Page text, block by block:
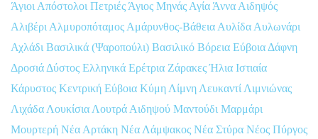
Άγιοι Απόστολοι Πετριές Άγιος Μηνάς Αγία Άννα Αιδηψός
Αλιβέρι Αλμυροπόταμος Αμάρυνθος-Βάθεια Αυλίδα Αυλωνάρι
Αχλάδι Βασιλικά (Ψαροπούλι) Βασιλικό Βόρεια Εύβοια Δάφνη
Δροσιά Δύστος Ελληνικά Ερέτρια ΖάρακεςΉλια Ιστιαία
Κάρυστος Κεντρική Εύβοια Κύμη Λίμνη Λευκαντί Λιμνιώνας
Λιχάδα Λουκίσια Λουτρά Αιδηψού Μαντούδι Μαρμάρι
Μουρτερή Νέα Αρτάκη Νέα Λάμψακος Νέα Στύρα Νέος Πύργος